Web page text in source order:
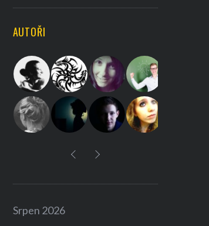
c
f
o
:
C
AUTOŘI
Srpen 2026